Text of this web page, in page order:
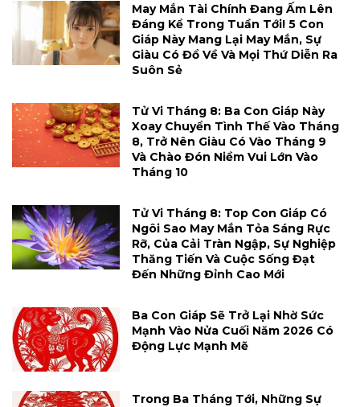
May Mắn Tài Chính Đang Ấm Lên
Đáng Kể Trong Tuần Tới! 5 Con
Giáp Này Mang Lại May Mắn, Sự
Giàu Có Đổ Về Và Mọi Thứ Diễn Ra
Suôn Sẻ
Tử Vi Tháng 8: Ba Con Giáp Này
Xoay Chuyển Tình Thế Vào Tháng
8, Trở Nên Giàu Có Vào Tháng 9
Và Chào Đón Niềm Vui Lớn Vào
Tháng 10
Tử Vi Tháng 8: Top Con Giáp Có
Ngôi Sao May Mắn Tỏa Sáng Rực
Rỡ, Của Cải Tràn Ngập, Sự Nghiệp
Thăng Tiến Và Cuộc Sống Đạt
Đến Những Đỉnh Cao Mới
Ba Con Giáp Sẽ Trở Lại Nhờ Sức
Mạnh Vào Nửa Cuối Năm 2026 Có
Động Lực Mạnh Mẽ
Trong Ba Tháng Tới, Những Sự